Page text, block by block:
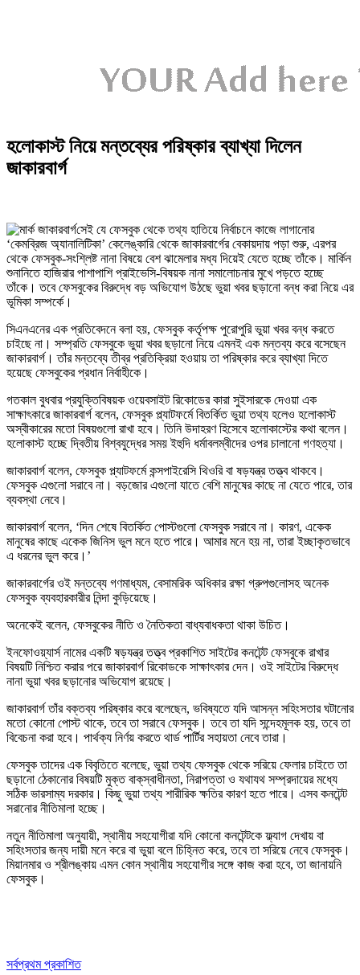
হলোকাস্ট নিয়ে মন্তব্যের পরিষ্কার ব্যাখ্যা দিলেন
জাকারবার্গ
সেই যে ফেসবুক থেকে তথ্য হাতিয়ে নির্বাচনে কাজে লাগানোর
‘কেমব্রিজ অ্যানালিটিকা’ কেলেঙ্কারি থেকে জাকারবার্গের বেকায়দায় পড়া শুরু, এরপর
থেকে ফেসবুক-সংশ্লিষ্ট নানা বিষয়ে বেশ ঝামেলার মধ্য দিয়েই যেতে হচ্ছে তাঁকে। মার্কিন
শুনানিতে হাজিরার পাশাপাশি প্রাইভেসি-বিষয়ক নানা সমালোচনার মুখে পড়তে হচ্ছে
তাঁকে। তবে ফেসবুকের বিরুদ্ধে বড় অভিযোগ উঠছে ভুয়া খবর ছড়ানো বন্ধ করা নিয়ে এর
ভূমিকা সম্পর্কে।
সিএনএনের এক প্রতিবেদনে বলা হয়, ফেসবুক কর্তৃপক্ষ পুরোপুরি ভুয়া খবর বন্ধ করতে
চাইছে না। সম্প্রতি ফেসবুকে ভুয়া খবর ছড়ানো নিয়ে এমনই এক মন্তব্য করে বসেছেন
জাকারবার্গ। তাঁর মন্তব্যে তীব্র প্রতিক্রিয়া হওয়ায় তা পরিষ্কার করে ব্যাখ্যা দিতে
হয়েছে ফেসবুকের প্রধান নির্বাহীকে।
গতকাল বুধবার প্রযুক্তিবিষয়ক ওয়েবসাইট রিকোডের কারা সুইসারকে দেওয়া এক
সাক্ষাৎকারে জাকারবার্গ বলেন, ফেসবুক প্ল্যাটফর্মে বিতর্কিত ভুয়া তথ্য হলেও হলোকাস্ট
অস্বীকারের মতো বিষয়গুলো রাখা হবে। তিনি উদাহরণ হিসেবে হলোকাস্টের কথা বলেন।
হলোকাস্ট হচ্ছে দ্বিতীয় বিশ্বযুদ্ধের সময় ইহুদি ধর্মাবলম্বীদের ওপর চালানো গণহত্যা।
জাকারবার্গ বলেন, ফেসবুক প্ল্যাটফর্মে কন্সপাইরেসি থিওরি বা ষড়যন্ত্র তত্ত্ব থাকবে।
ফেসবুক এগুলো সরাবে না। বড়জোর এগুলো যাতে বেশি মানুষের কাছে না যেতে পারে, তার
ব্যবস্থা নেবে।
জাকারবার্গ বলেন, ‘দিন শেষে বিতর্কিত পোস্টগুলো ফেসবুক সরাবে না। কারণ, একেক
মানুষের কাছে একেক জিনিস ভুল মনে হতে পারে। আমার মনে হয় না, তারা ইচ্ছাকৃতভাবে
এ ধরনের ভুল করে।’
জাকারবার্গের ওই মন্তব্যে গণমাধ্যম, বেসামরিক অধিকার রক্ষা গ্রুপগুলোসহ অনেক
ফেসবুক ব্যবহারকারীর নিন্দা কুড়িয়েছে।
অনেকেই বলেন, ফেসবুকের নীতি ও নৈতিকতা বাধ্যবাধকতা থাকা উচিত।
ইনফোওয়্যার্স নামের একটি ষড়যন্ত্র তত্ত্ব প্রকাশিত সাইটের কনটেন্ট ফেসবুকে রাখার
বিষয়টি নিশ্চিত করার পরে জাকারবার্গ রিকোডকে সাক্ষাৎকার দেন। ওই সাইটের বিরুদ্ধে
নানা ভুয়া খবর ছড়ানোর অভিযোগ রয়েছে।
জাকারবার্গ তাঁর বক্তব্য পরিষ্কার করে বলেছেন, ভবিষ্যতে যদি আসন্ন সহিংসতার ঘটানোর
মতো কোনো পোস্ট থাকে, তবে তা সরাবে ফেসবুক। তবে তা যদি সন্দেহমূলক হয়, তবে তা
বিবেচনা করা হবে। পার্থক্য নির্ণয় করতে থার্ড পার্টির সহায়তা নেবে তারা।
ফেসবুক তাদের এক বিবৃতিতে বলেছে, ভুয়া তথ্য ফেসবুক থেকে সরিয়ে ফেলার চাইতে তা
ছড়ানো ঠেকানোর বিষয়টি মুক্ত বাক্‌স্বাধীনতা, নিরাপত্তা ও যথাযথ সম্প্রদায়ের মধ্যে
সঠিক ভারসাম্য দরকার। কিছু ভুয়া তথ্য শারীরিক ক্ষতির কারণ হতে পারে। এসব কনটেন্ট
সরানোর নীতিমালা হচ্ছে।
নতুন নীতিমালা অনুযায়ী, স্থানীয় সহযোগীরা যদি কোনো কনটেন্টকে ফ্ল্যাগ দেখায় বা
সহিংসতার জন্য দায়ী মনে করে বা ভুয়া বলে চিহ্নিত করে, তবে তা সরিয়ে নেবে ফেসবুক।
মিয়ানমার ও শ্রীলঙ্কায় এমন কোন স্থানীয় সহযোগীর সঙ্গে কাজ করা হবে, তা জানায়নি
ফেসবুক।
সর্বপ্রথম প্রকাশিত